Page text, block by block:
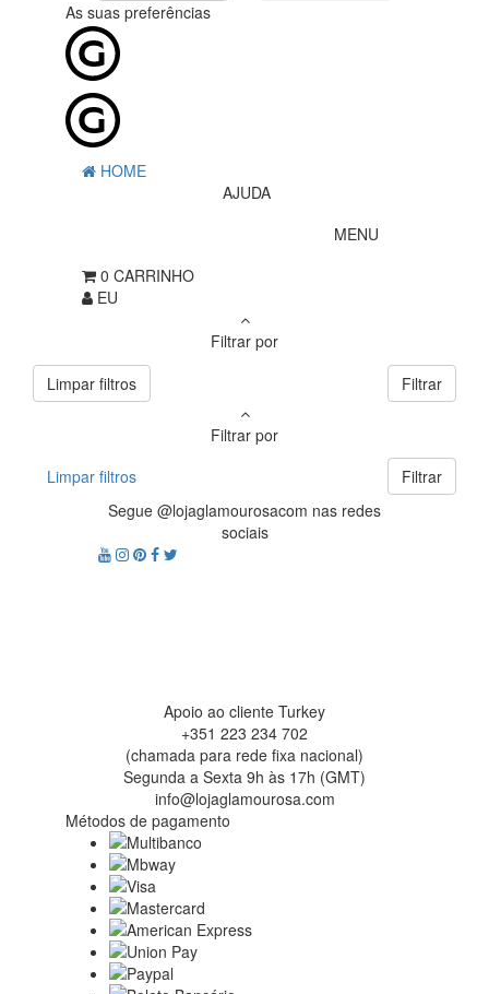
As suas preferências
HOME
AJUDA
MENU
0 CARRINHO
EU
Filtrar por
Limpar filtros
Filtrar
Filtrar por
Limpar filtros
Filtrar
Segue @lojaglamourosacom nas redes
sociais
Apoio ao cliente Turkey
+351 223 234 702
(chamada para rede fixa nacional)
Segunda a Sexta 9h às 17h (GMT)
info@lojaglamourosa.com
Métodos de pagamento